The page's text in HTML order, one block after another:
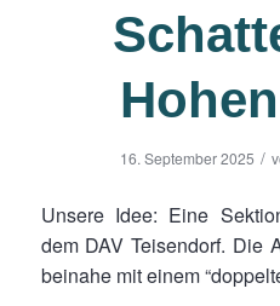
16. September 2025 /
Unsere Idee: Eine
dem DAV Teisendorf. Die
beinahe mit einem